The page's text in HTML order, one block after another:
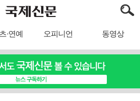
·연예 오피니언 동영상